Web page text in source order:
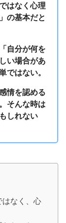
はなく心理
の基本だと
自分が何を
い場合があ
ではない。
情を認める
そんな時は
しれない
はなく、心